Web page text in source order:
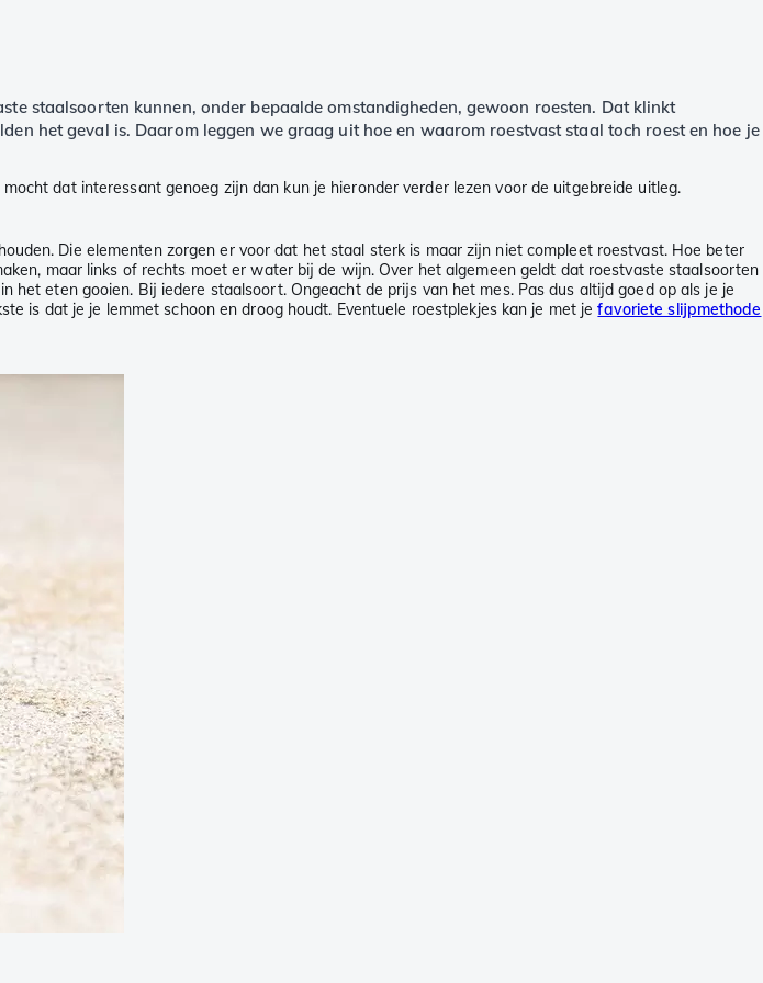
staalsoorten kunnen, onder bepaalde omstandigheden, gewoon roesten. Dat klinkt
het geval is. Daarom leggen we graag uit hoe en waarom roestvast staal toch roest en hoe je
dat interessant genoeg zijn dan kun je hieronder verder lezen voor de uitgebreide uitleg.
Die elementen zorgen er voor dat het staal sterk is maar zijn niet compleet roestvast. Hoe beter
maar links of rechts moet er water bij de wijn. Over het algemeen geldt dat roestvaste staalsoorten
eten gooien. Bij iedere staalsoort. Ongeacht de prijs van het mes. Pas dus altijd goed op als je je
is dat je je lemmet schoon en droog houdt. Eventuele roestplekjes kan je met jefavoriete slijpmethode